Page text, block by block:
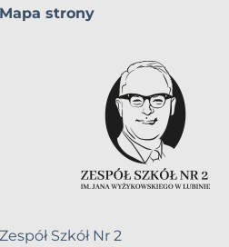
Mapa strony
Zespół Szkół Nr 2